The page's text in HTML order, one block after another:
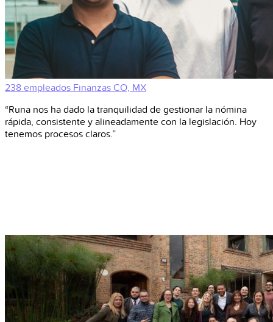
238 empleados Finanzas CO, MX
“Runa nos ha dado la tranquilidad de gestionar la nómina
rápida, consistente y alineadamente con la legislación. Hoy
tenemos procesos claros.”